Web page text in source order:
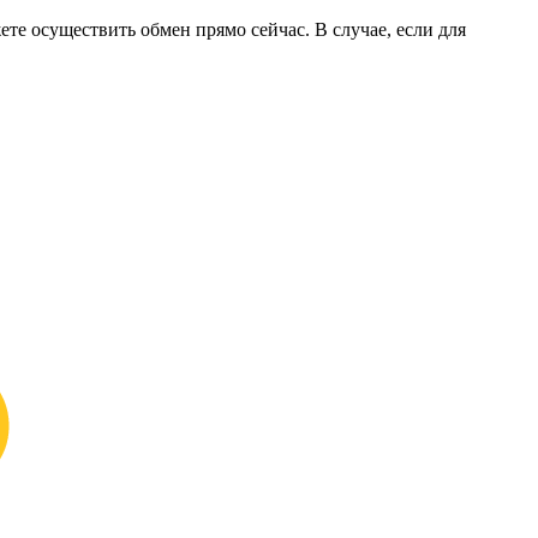
осуществить обмен прямо сейчас. В случае, если для